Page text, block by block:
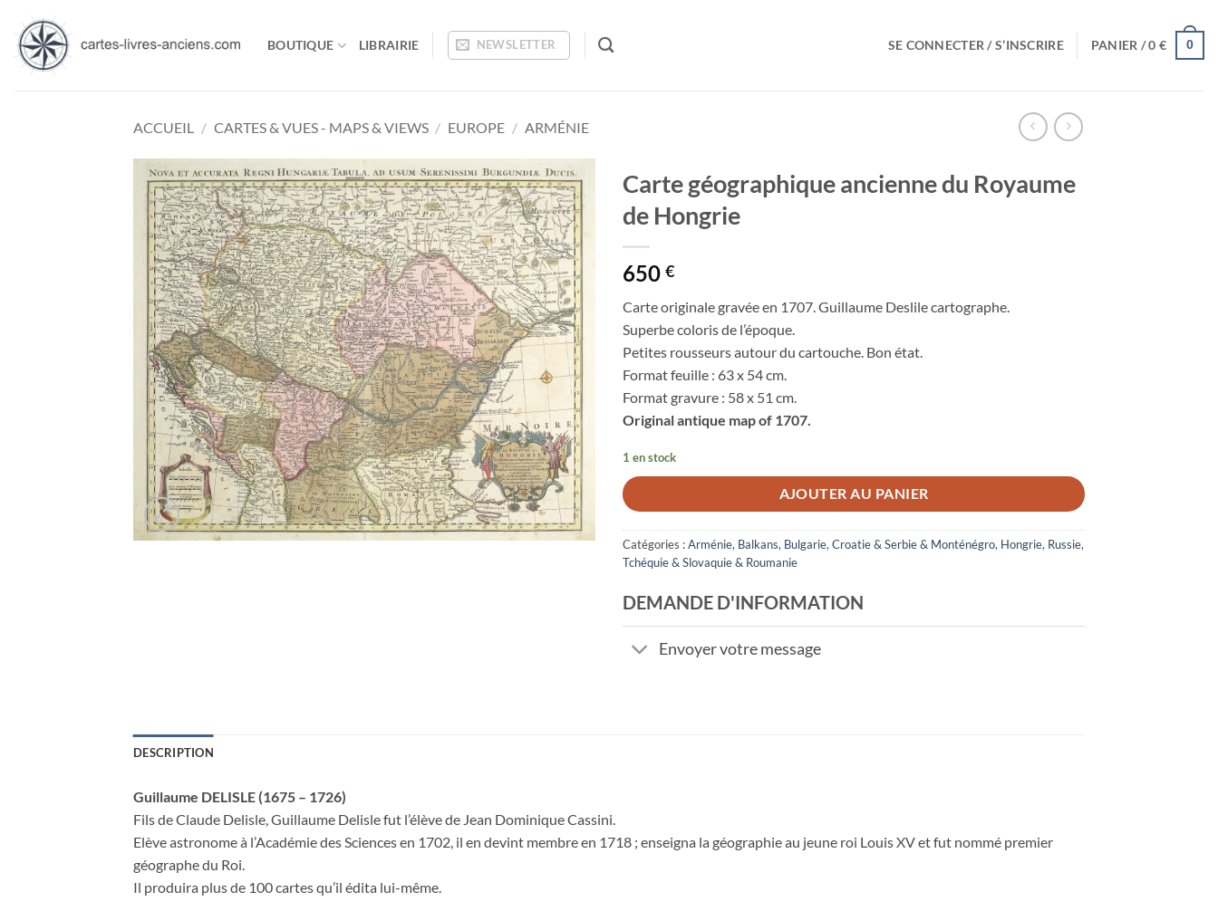
contenu
BOUTIQUE LIBRAIRIE NEWSLETTER SE CONNECTER / S’INSCRIRE PANIER /0€ 0
ACCUEIL / CARTES & VUES - MAPS & VIEWS / EUROPE / ARMÉNIE
Ajouter
à la
wishlist
Carte géographique ancienne du Royaume
de Hongrie
650 €
Carte originale gravée en 1707. Guillaume Deslile cartographe.
Superbe coloris de l’époque.
Petites rousseurs autour du cartouche. Bon état.
Format feuille : 63 x 54 cm.
Format gravure : 58 x 51 cm.
Original antique map of 1707.
1 en stock
AJOUTER AU PANIER
Catégories :Arménie, Balkans, Bulgarie,Croatie & Serbie & Monténégro, Hongrie, Russie,
Tchéquie & Slovaquie & Roumanie
DEMANDE D'INFORMATION
Envoyer votre message
DESCRIPTION
Guillaume DELISLE (1675 – 1726)
Fils de Claude Delisle, Guillaume Delisle fut l’élève de Jean Dominique Cassini.
Elève astronome à l’Académie des Sciences en 1702, il en devint membre en 1718 ; enseigna la géographie au jeune roi Louis XV et fut nommé premier
géographe du Roi.
Il produira plus de 100 cartes qu’il édita lui-même.